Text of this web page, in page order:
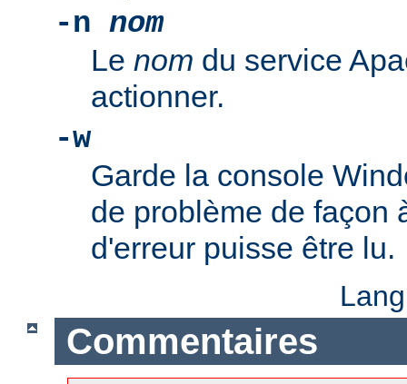
-n nom
Le nom du service
actionner.
-w
Garde la console
de problème de façon
d'erreur puisse être lu.
Commentaires